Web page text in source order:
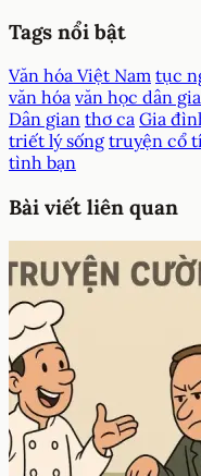
Tags nổi bật
Văn hóa Việt Nam tục
văn hóa văn học dân
Dân gian thơ ca Gia
triết lý sống truyện cổ
tình bạn
Bài viết liên quan